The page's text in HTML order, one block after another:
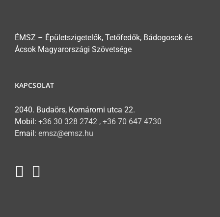
ÉMSZ – Épületszigetelők, Tetőfedők, Bádogosok és
Ácsok Magyarországi Szövetsége
KAPCSOLAT
2040. Budaörs, Komáromi utca 22.
Mobil: +36 30 328 2742 , +36 70 647 4730
Email: emsz@emsz.hu